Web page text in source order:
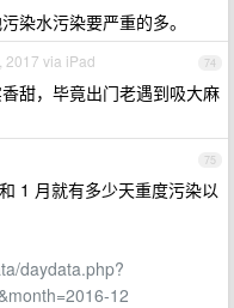
染水污染要严重的多。
74
2017 via iPad
甜，毕竟出门老遇到吸大麻
75
1 月就有多少天重度污染以
daydata.php?
12